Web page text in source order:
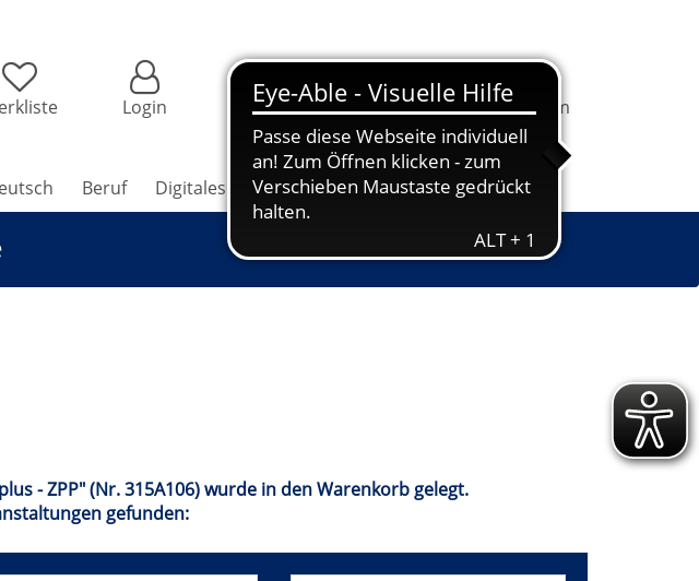
Login
1 Ihrem
Warenkorb
befindet
sich
1
Kurs
Information Programm
Beruf Digitales Grundbildung Jugendkunstschule
- ZPP" (Nr. 315A106) wurde in den Warenkorb gelegt.
gefunden: